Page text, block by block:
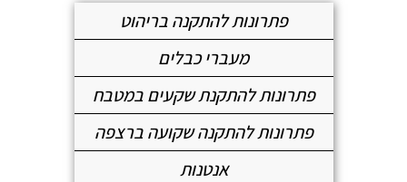
פתרונות להתקנה בריהוט
מעברי כבלים
פתרונות להתקנת שקעים במטבח
פתרונות להתקנה שקועה ברצפה
אנטנות